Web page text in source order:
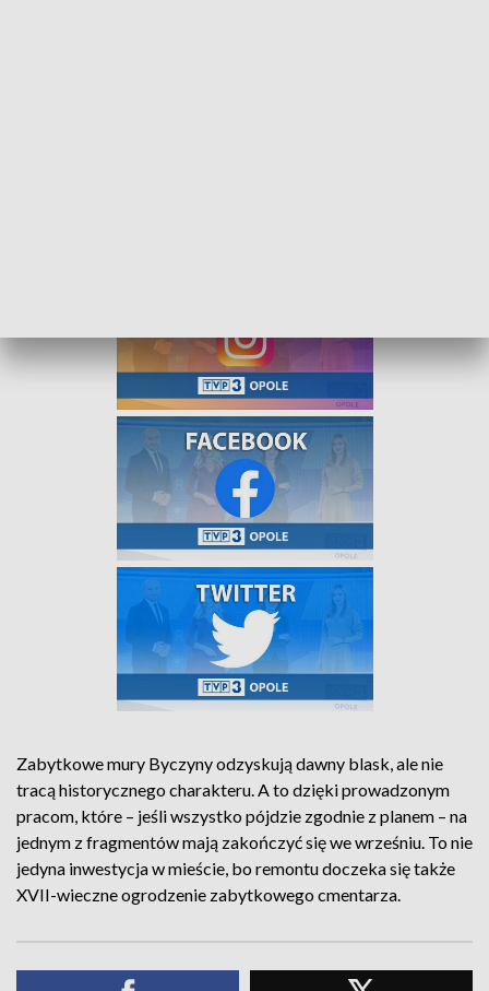
Zabytkowe mury Byczyny odzyskują dawny blask, ale nie
tracą historycznego charakteru. A to dzięki prowadzonym
pracom, które – jeśli wszystko pójdzie zgodnie z planem – na
jednym z fragmentów mają zakończyć się we wrześniu. To nie
jedyna inwestycja w mieście, bo remontu doczeka się także
XVII-wieczne ogrodzenie zabytkowego cmentarza.